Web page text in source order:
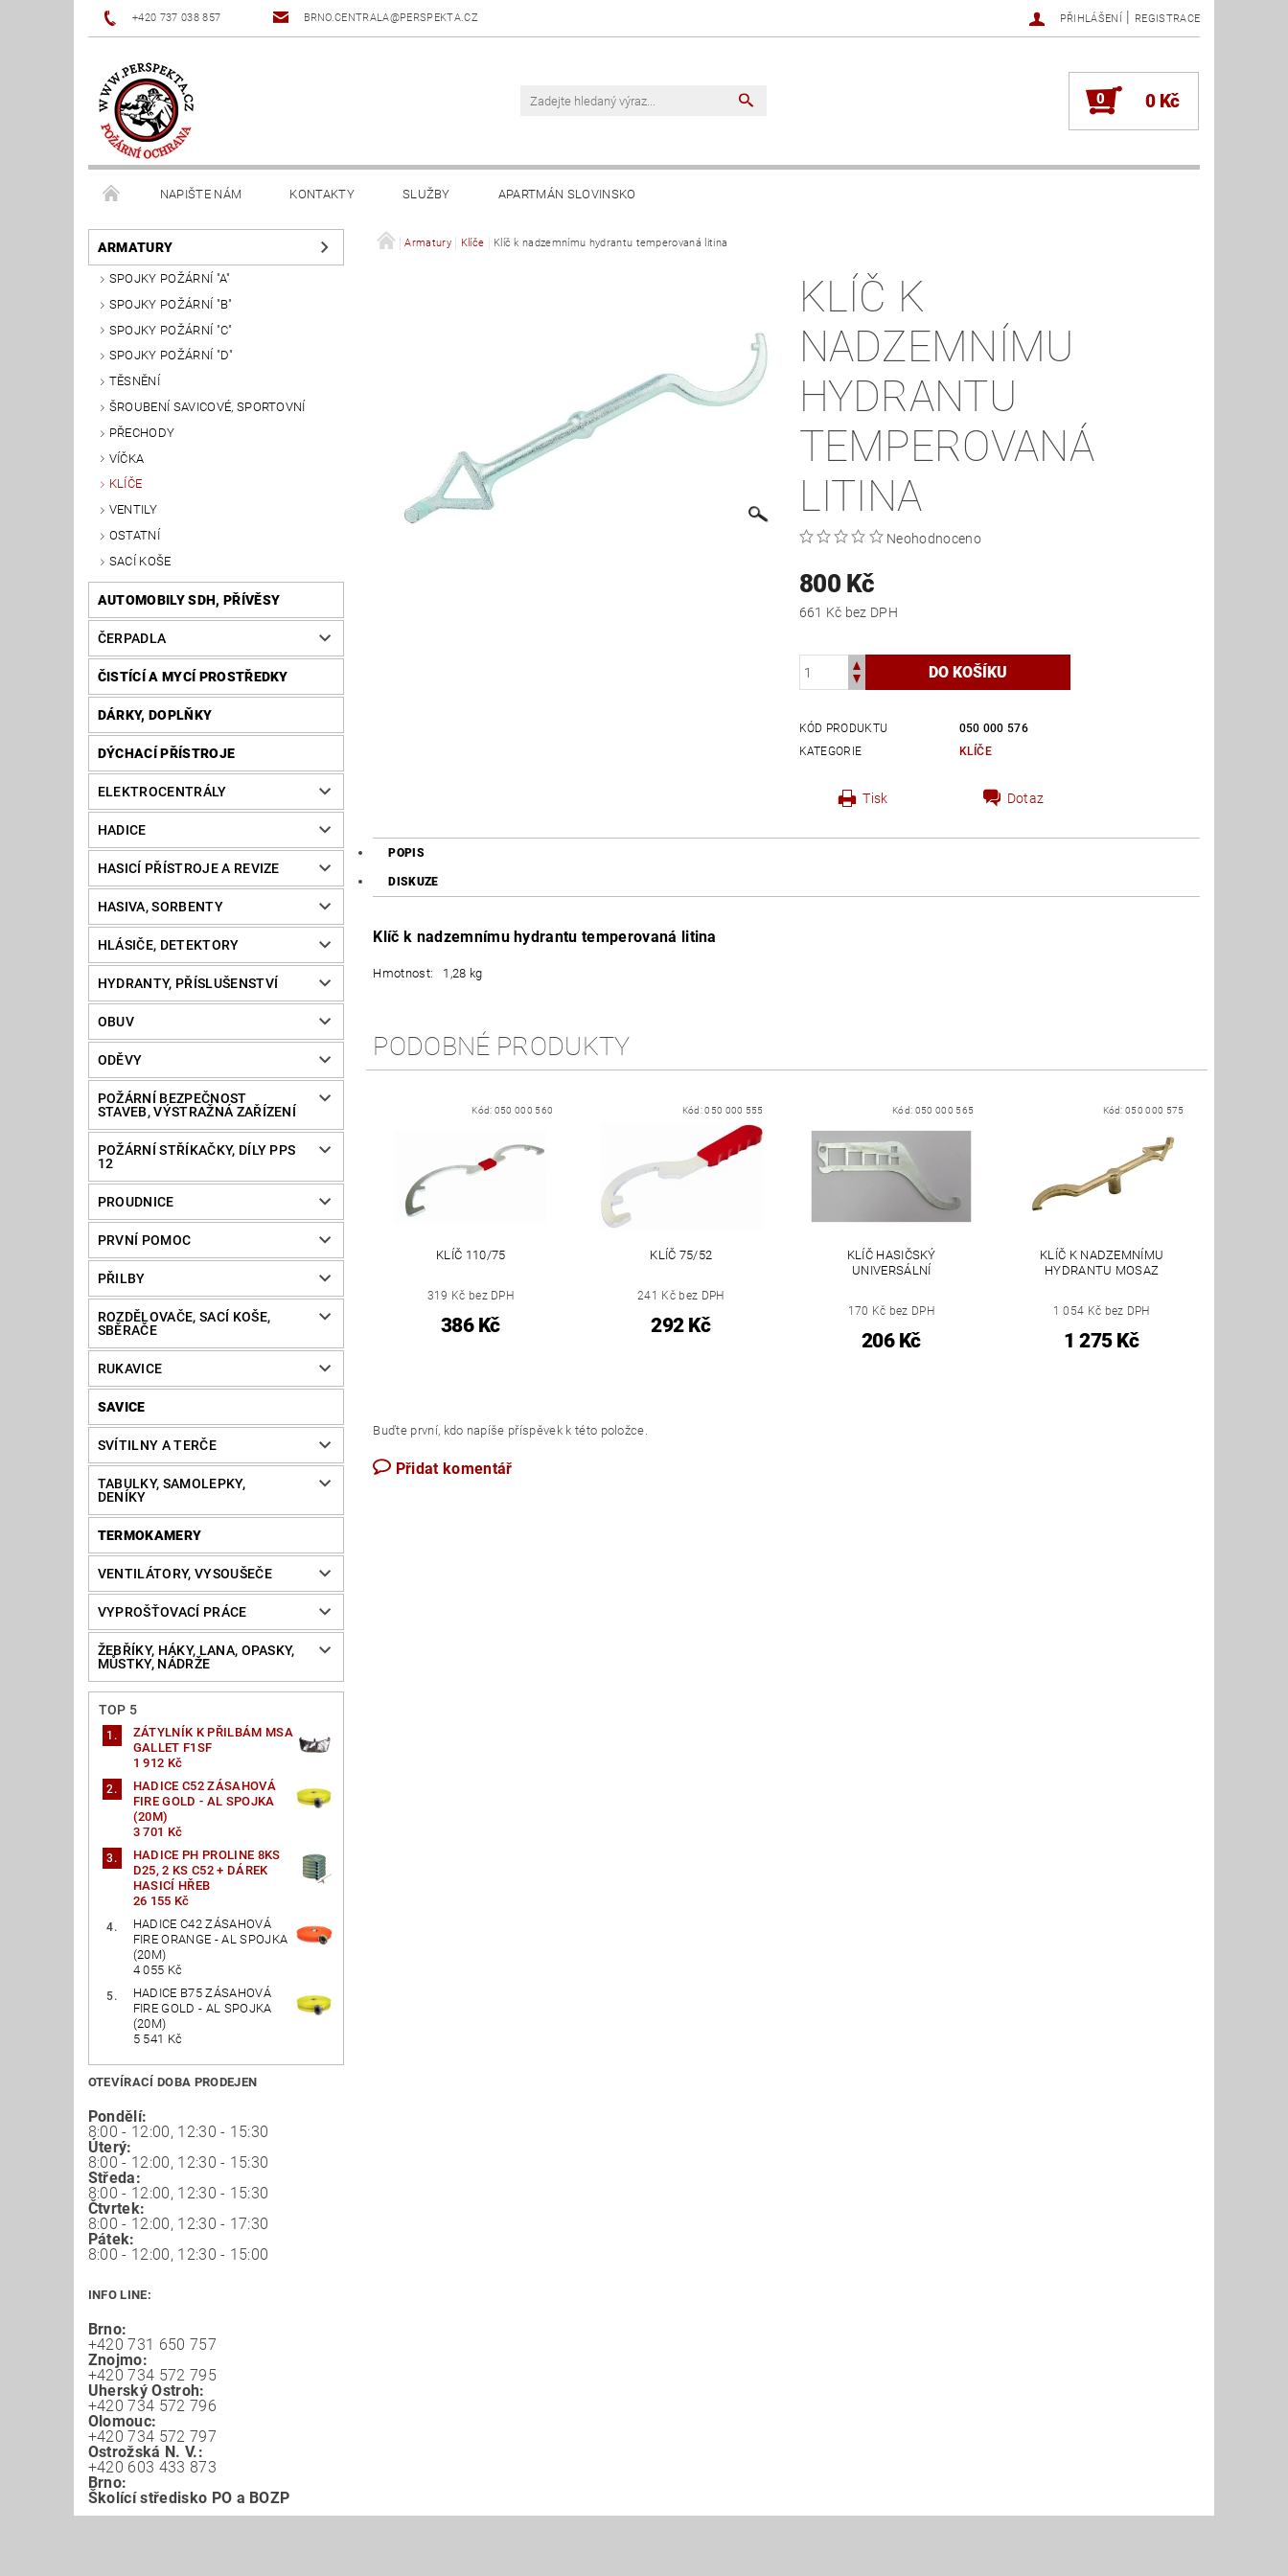
+420 737 038 857 BRNO.CENTRALA@PERSPEKTA.CZ PŘIHLÁŠENÍ | REGISTRACE
0 0 Kč
NAPIŠTE NÁM KONTAKTY SLUŽBY APARTMÁN SLOVINSKO
ARMATURY
SPOJKY POŽÁRNÍ "A"
SPOJKY POŽÁRNÍ "B"
SPOJKY POŽÁRNÍ "C"
SPOJKY POŽÁRNÍ "D"
TĚSNĚNÍ
ŠROUBENÍ SAVICOVÉ, SPORTOVNÍ
PŘECHODY
VÍČKA
KLÍČE
VENTILY
OSTATNÍ
SACÍ KOŠE
AUTOMOBILY SDH, PŘÍVĚSY
ČERPADLA
ČISTÍCÍ A MYCÍ PROSTŘEDKY
DÁRKY, DOPLŇKY
DÝCHACÍ PŘÍSTROJE
ELEKTROCENTRÁLY
HADICE
HASICÍ PŘÍSTROJE A REVIZE
HASIVA, SORBENTY
HLÁSIČE, DETEKTORY
HYDRANTY, PŘÍSLUŠENSTVÍ
OBUV
ODĚVY
POŽÁRNÍ BEZPEČNOST
STAVEB, VÝSTRAŽNÁ ZAŘÍZENÍ
POŽÁRNÍ STŘÍKAČKY, DÍLY PPS
12
PROUDNICE
PRVNÍ POMOC
PŘILBY
ROZDĚLOVAČE, SACÍ KOŠE,
SBĚRAČE
RUKAVICE
SAVICE
SVÍTILNY A TERČE
TABULKY, SAMOLEPKY,
DENÍKY
TERMOKAMERY
VENTILÁTORY, VYSOUŠEČE
VYPROŠŤOVACÍ PRÁCE
ŽEBŘÍKY, HÁKY, LANA, OPASKY,
MŮSTKY, NÁDRŽE
TOP 5
ZÁTYLNÍK K PŘILBÁM MSA
GALLET F1SF
1 912 Kč
HADICE C52 ZÁSAHOVÁ
FIRE GOLD - AL SPOJKA
(20M)
3 701 Kč
HADICE PH PROLINE 8KS
D25, 2 KS C52 + DÁREK
HASICÍ HŘEB
26 155 Kč
HADICE C42 ZÁSAHOVÁ
FIRE ORANGE - AL SPOJKA
(20M)
4 055 Kč
HADICE B75 ZÁSAHOVÁ
FIRE GOLD - AL SPOJKA
(20M)
5 541 Kč
OTEVÍRACÍ DOBA PRODEJEN
Pondělí:
8:00 - 12:00, 12:30 - 15:30
Úterý:
8:00 - 12:00, 12:30 - 15:30
Středa:
8:00 - 12:00, 12:30 - 15:30
Čtvrtek:
8:00 - 12:00, 12:30 - 17:30
Pátek:
8:00 - 12:00, 12:30 - 15:00
INFO LINE:
Brno:
+420 731 650 757
Znojmo:
+420 734 572 795
Uherský Ostroh:
+420 734 572 796
Olomouc:
+420 734 572 797
Ostrožská N. V.:
+420 603 433 873
Brno:
Školící středisko PO a BOZP
Armatury Klíče Klíč k nadzemnímu hydrantu temperovaná litina
KLÍČ K
NADZEMNÍMU
HYDRANTU
TEMPEROVANÁ
LITINA
Neohodnoceno
800 Kč
661 Kč bez DPH
KÓD PRODUKTU
050 000 576
KATEGORIE
KLÍČE
Tisk Dotaz
POPIS
DISKUZE
Klíč k nadzemnímu hydrantu temperovaná litina
Hmotnost: 1,28 kg
PODOBNÉ PRODUKTY
Kód: 050 000 560
KLÍČ 110/75
319 Kč bez DPH
386 Kč
Kód:050 000 555
KLÍČ 75/52
241 Kč bez DPH
292 Kč
Kód: 050 000 565
KLÍČ HASIČSKÝ
UNIVERSÁLNÍ
170 Kč bez DPH
206 Kč
Kód:050 000 575
KLÍČ K NADZEMNÍMU
HYDRANTU MOSAZ
1 054 Kč bez DPH
1 275 Kč
Buďte první, kdo napíše příspěvek k této položce.
Přidat komentář